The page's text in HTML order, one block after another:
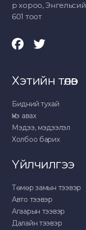
р хороо,
601 тоот
Хэтийн төлөв
Бидний тухай
Үнэ авах
Мэдээ, мэдээлэл
Холбоо барих
Үйлчилгээ
Төмөр замын тээвэр
Авто тээвэр
Агаарын тээвэр
Далайн тээвэр